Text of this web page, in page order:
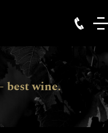
best wine.